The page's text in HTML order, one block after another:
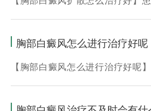
胸部白癜风怎么进行治疗好呢
【胸部白癜风怎么进行治疗好呢